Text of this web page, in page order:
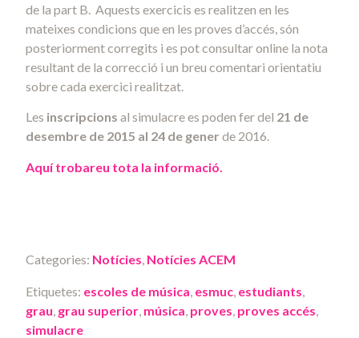
de la part B. Aquests exercicis es realitzen en les
mateixes condicions que en les proves d’accés, són
posteriorment corregits i es pot consultar online la nota
resultant de la correcció i un breu comentari orientatiu
sobre cada exercici realitzat.
Les inscripcions al simulacre es poden ferdel 21 de
desembre de 2015 al 24 de gener de 2016.
Aquí trobareu tota la informació.
Categories: Notícies, Notícies ACEM
Etiquetes: escoles de música, esmuc, estudiants,
grau, grau superior, música, proves, proves accés,
simulacre